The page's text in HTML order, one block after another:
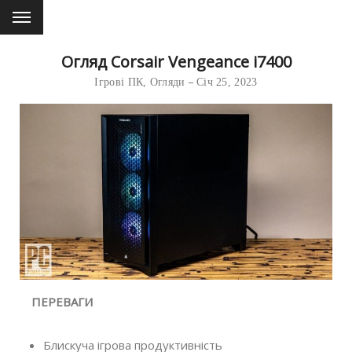
Огляд Corsair Vengeance i7400
Ігрові ПК, Огляди Січ 25, 2023
ПЕРЕВАГИ
Блискуча ігрова продуктивність